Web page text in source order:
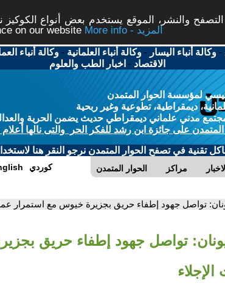
والنشر، الموقع يستخدم بعض أنواع
on our website
More info - المزيد
-وكالة أنباء اليسار -وكالة أنباء العلمانية -وكالة أنباء
الاقتصاد - اخبار الطب والعلوم
لمؤسسة الحوار المتمدن
ديمقراطية، تطوعية وغير ربحية
مدني علماني ديمقراطي حديث يضمن الحرية والعدالة
المتمدن على جائزة ابن رشد للفكر الحر والتى نالها
تقنية في تصفح الحوار المتمدن نرجو النقر هنا
الحوار المتمدن مراكز الاخبار كوردي
تواصل جهود إطفاء حريق بجزيرة خيوس مع استمرار
تواصل جهود إطفاء حريق